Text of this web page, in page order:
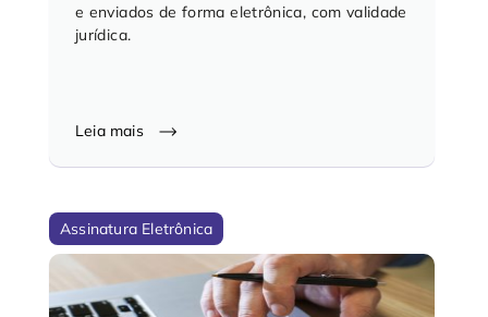
e enviados de forma eletrônica, com validade
jurídica.
Leia mais
Assinatura Eletrônica